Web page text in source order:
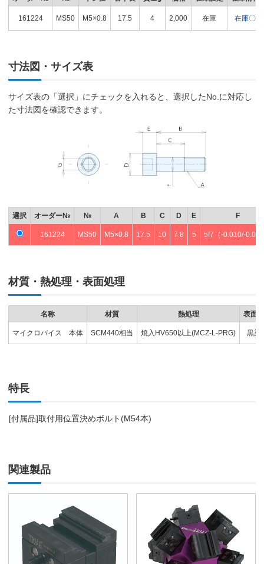
161224 MS50 M5×0.8 17.5 4 2,000 在庫 在庫〇
寸法図・サイズ表
サイズ表の「選択」にチェックを入れると、選択したNo.に対応し
た寸法図を確認できます。
選択 オーダー№ № A B C D E F
161224 MS50 M5×0.8 17.5 10 7.8 5 5f7（-0.010/-
材質・熱処理・表面処理
名称 材質 熱処理 表面
マイクロバイス 本体 SCM440相当 焼入HV650以上(MCZ-L-PRG) 黒染
特長
[付属品]取付用位置決めボルト(M54本)
関連製品